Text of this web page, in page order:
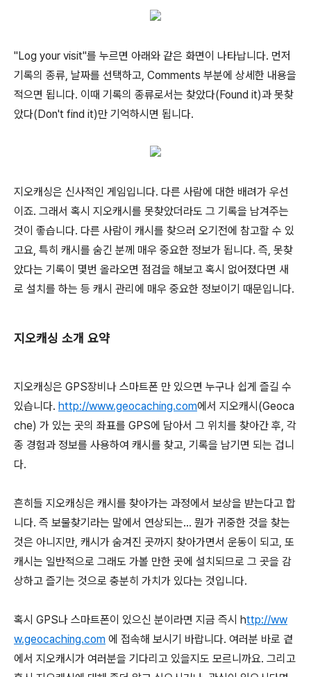
"Log your visit"를 누르면 아래와 같은 화면이 나타납니다. 먼저
기록의 종류, 날짜를 선택하고, Comments 부분에 상세한 내용을
적으면 됩니다. 이때 기록의 종류로서는 찾았다(Found it)과 못찾
았다(Don't find it)만 기억하시면 됩니다.
지오캐싱은 신사적인 게임입니다. 다른 사람에 대한 배려가 우선
이죠. 그래서 혹시 지오캐시를 못찾았더라도 그 기록을 남겨주는
것이 좋습니다. 다른 사람이 캐시를 찾으러 오기전에 참고할 수 있
고요, 특히 캐시를 숨긴 분께 매우 중요한 정보가 됩니다. 즉, 못찾
았다는 기록이 몇번 올라오면 점검을 해보고 혹시 없어졌다면 새
로 설치를 하는 등 캐시 관리에 매우 중요한 정보이기 때문입니다.
지오캐싱 소개 요약
지오캐싱은 GPS장비나 스마트폰 만 있으면 누구나 쉽게 즐길 수
있습니다. http://www.geocaching.com에서 지오캐시(Geoca
che) 가 있는 곳의 좌표를 GPS에 담아서 그 위치를 찾아간 후, 각
종 경험과 정보를 사용하여 캐시를 찾고, 기록을 남기면 되는 겁니
다.
흔히들 지오캐싱은 캐시를 찾아가는 과정에서 보상을 받는다고 합
니다. 즉 보물찾기라는 말에서 연상되는... 뭔가 귀중한 것을 찾는
것은 아니지만, 캐시가 숨겨진 곳까지 찾아가면서 운동이 되고, 또
캐시는 일반적으로 그래도 가볼 만한 곳에 설치되므로 그 곳을 감
상하고 즐기는 것으로 충분히 가치가 있다는 것입니다.
혹시 GPS나 스마트폰이 있으신 분이라면 지금 즉시 http://ww
w.geocaching.com 에 접속해 보시기 바랍니다. 여러분 바로 곁
에서 지오캐시가 여러분을 기다리고 있을지도 모르니까요. 그리고